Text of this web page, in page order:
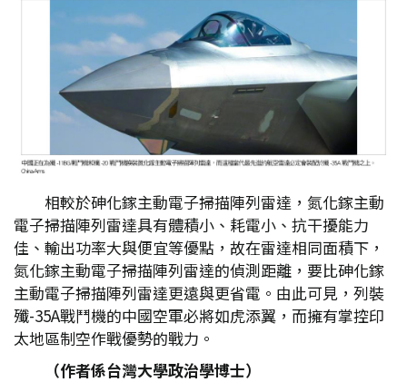
相較於砷化鎵主動電子掃描陣列雷達，氮化鎵主動
電子掃描陣列雷達具有體積小、耗電小、抗干擾能力
佳、輸出功率大與便宜等優點，故在雷達相同面積下，
氮化鎵主動電子掃描陣列雷達的偵測距離，要比砷化鎵
主動電子掃描陣列雷達更遠與更省電。由此可見，列裝
殲-35A戰鬥機的中國空軍必將如虎添翼，而擁有掌控印
太地區制空作戰優勢的戰力。
（作者係台灣大學政治學博士）